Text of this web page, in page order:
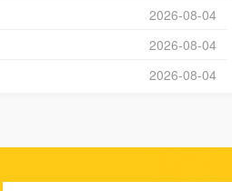
2026-08-04
2026-08-04
2026-08-04